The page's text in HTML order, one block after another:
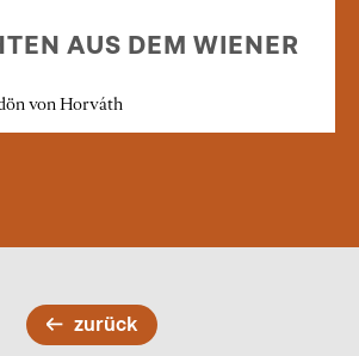
AUS DEM WIENER
von Horváth
zurück